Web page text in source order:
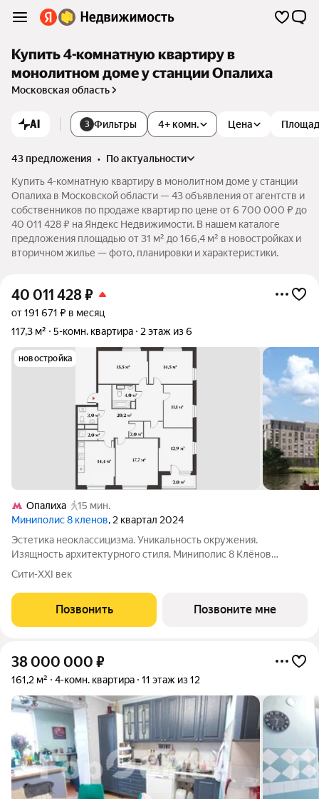
Купить 4-комнатную квартиру в
монолитном доме у станции Опалиха
Московская область
AI 3 Фильтры 4+ комн. Цена
43 предложения •
по актуальности
Купить 4-комнатную квартиру в монолитном доме у станции
Опалиха в Московской области — 43 объявления от агентств и
собственников по продаже квартир по цене от 6 700 000 ₽ до
40 011 428 ₽ на Яндекс Недвижимости. В нашем каталоге
предложения площадью от 31 м² до 166,4 м² в новостройках и
вторичном жилье — фото, планировки и характеристики.
40 011 428₽
от 191 671 ₽ в месяц
117,3 м²
5-комн. квартира 2 этаж из 6
новостройка
Опалиха
15 мин.
Миниполис 8 кленов, 2 квартал 2024
Эстетика неоклассицизма. Уникальность окружения.
Изящность архитектурного стиля. Миниполис 8 Клёнов
расположился в подмосковном микрорайоне Опалиха.
магистралей добраться до центра столицы не
Сити-XXI век
Позвонить Позвоните мне
38 000 000 ₽
161,2 м² 4-комн. квартира 11 этаж из 12